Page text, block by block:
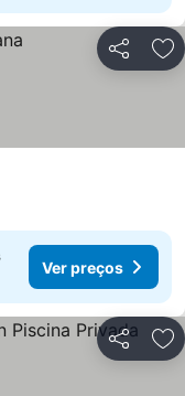
Partilhar
Ver preços
Partilhar